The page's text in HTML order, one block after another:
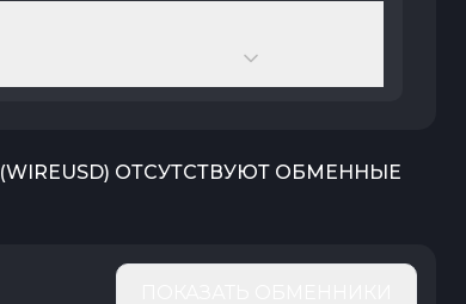
(WIREUSD) ОТСУТСТВУЮТ ОБМЕННЫЕ